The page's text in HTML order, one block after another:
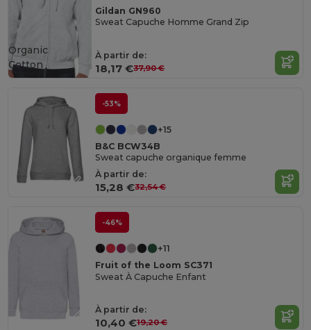
Gildan GN960
Sweat Capuche Homme Grand Zip
À partir de:
18,17 €37,90 €
Organic
Cotton
-53%
+15
B&C BCW34B
Sweat capuche organique femme
À partir de:
15,28 €32,54 €
-46%
+11
Fruit of the Loom SC371
Sweat À Capuche Enfant
À partir de:
10,40 €19,20 €